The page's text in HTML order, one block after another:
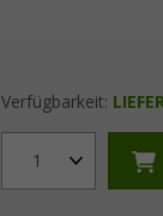
Verfügbarkeit:
1